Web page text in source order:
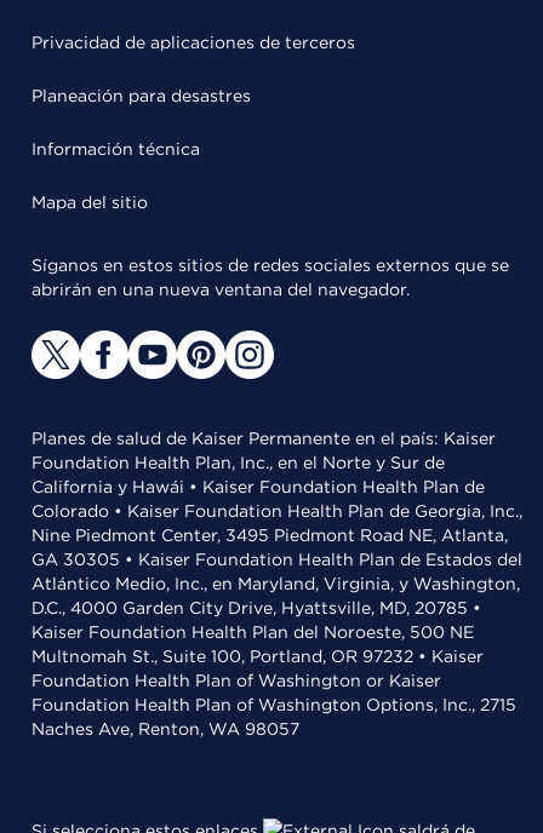
Privacidad de aplicaciones de terceros
Planeación para desastres
Información técnica
Mapa del sitio
Síganos en estos sitios de redes sociales externos que se
abrirán en una nueva ventana del navegador.
Planes de salud de Kaiser Permanente en el país: Kaiser
Foundation Health Plan, Inc., en el Norte y Sur de
California y Hawái • Kaiser Foundation Health Plan de
Colorado • Kaiser Foundation Health Plan de Georgia, Inc.,
Nine Piedmont Center, 3495 Piedmont Road NE, Atlanta,
GA 30305 • Kaiser Foundation Health Plan de Estados del
Atlántico Medio, Inc., en Maryland, Virginia, y Washington,
D.C., 4000 Garden City Drive, Hyattsville, MD, 20785 •
Kaiser Foundation Health Plan del Noroeste, 500 NE
Multnomah St., Suite 100, Portland, OR 97232 • Kaiser
Foundation Health Plan of Washington or Kaiser
Foundation Health Plan of Washington Options, Inc., 2715
Naches Ave, Renton, WA 98057